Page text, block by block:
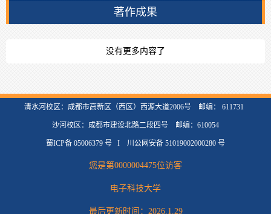
著作成果
没有更多内容了
清水河校区：成都市高新区（西区）西源大道2006号 邮编： 611731
沙河校区：成都市建设北路二段四号 邮编：610054
蜀ICP备 05006379 号 I 川公网安备 51019002000280 号
您是第0000004475位访客
电子科技大学
最后更新时间： 2026.1.29